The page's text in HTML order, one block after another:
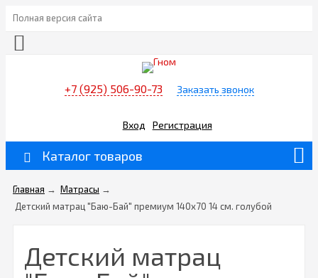
Полная версия сайта
+7 (925) 506-90-73 Заказать звонок
Вход Регистрация
Каталог товаров
Главная → Матрасы →
Детский матрац "Баю-Бай" премиум 140х70 14 см. голубой
Детский матрац